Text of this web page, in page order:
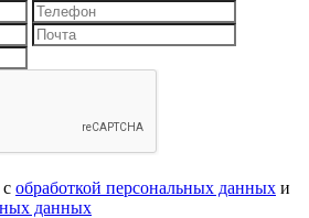
обработкой персональных данных и
данных